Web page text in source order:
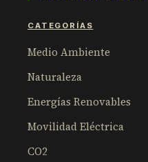
CATEGORÍAS
Medio Ambiente
Naturaleza
Energías Renovables
Movilidad Eléctrica
CO2